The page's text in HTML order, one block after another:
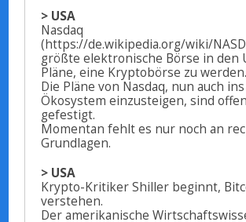
> USA
Nasdaq
(https://de.wikipedia.org/wiki/
größte elektronische Börse in den
Pläne, eine Kryptobörse zu werden.
Die Pläne von Nasdaq, nun auch
Ökosystem einzusteigen, sind
gefestigt.
Momentan fehlt es nur noch an
Grundlagen.
> USA
Krypto-Kritiker Shiller beginnt,
verstehen.
Der amerikanische